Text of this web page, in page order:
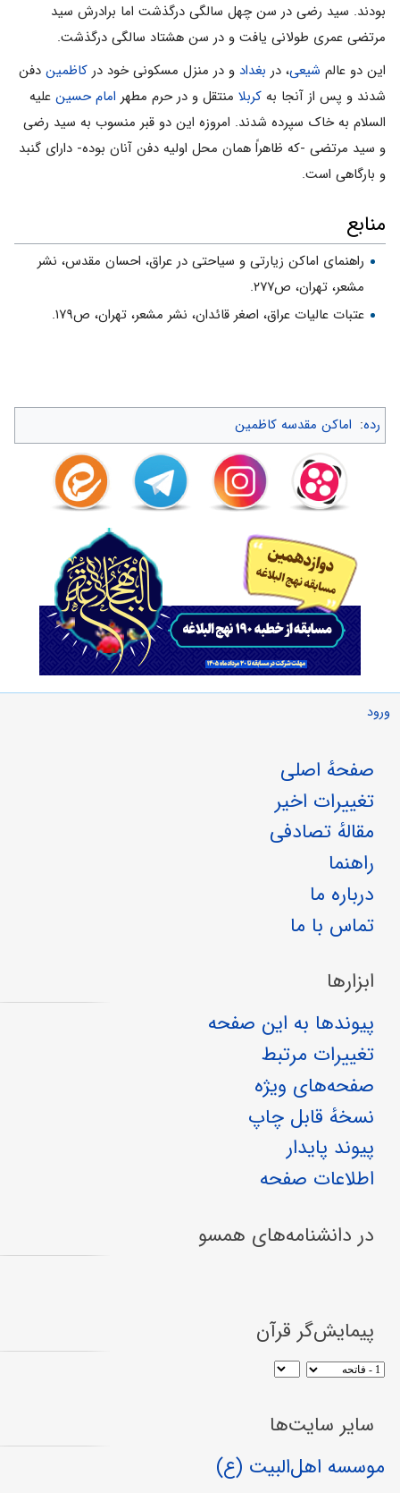
بودند. سید رضى در سن چهل سالگى درگذشت اما برادرش سید
مرتضى عمرى طولانى یافت و در سن هشتاد سالگى درگذشت.
این دو عالم شیعی، در بغداد و در منزل مسکونى خود در کاظمین دفن
شدند و پس از آنجا به کربلا منتقل و در حرم مطهر امام حسین علیه
السلام به خاک سپرده شدند. امروزه این دو قبر منسوب به سید رضى
و سید مرتضى -که ظاهراً همان محل اولیه دفن آنان بوده- داراى گنبد
و بارگاهى است‌.
منابع
راهنماى اماکن زیارتى و سیاحتى در عراق، احسان مقدس، نشر
مشعر، تهران، ص۲۷۷.
عتبات عالیات عراق، اصغر قائدان، نشر مشعر، تهران، ص۱۷۹.
رده: اماکن مقدسه کاظمین
ورود
صفحهٔ اصلی
تغییرات اخیر
مقالهٔ تصادفی
راهنما
درباره ما
تماس با ما
ابزارها
پیوندها به این صفحه
تغییرات مرتبط
صفحه‌های ویژه
نسخهٔ قابل چاپ
پیوند پایدار
اطلاعات صفحه
در دانشنامه‌های همسو
پیمایش‌گر قرآن
سایر سایت‌ها
موسسه اهل‌البیت (ع)